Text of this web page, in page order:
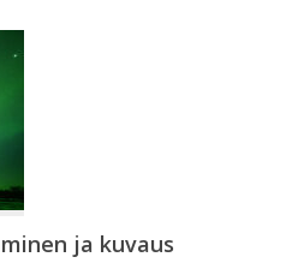
ja kuvaus